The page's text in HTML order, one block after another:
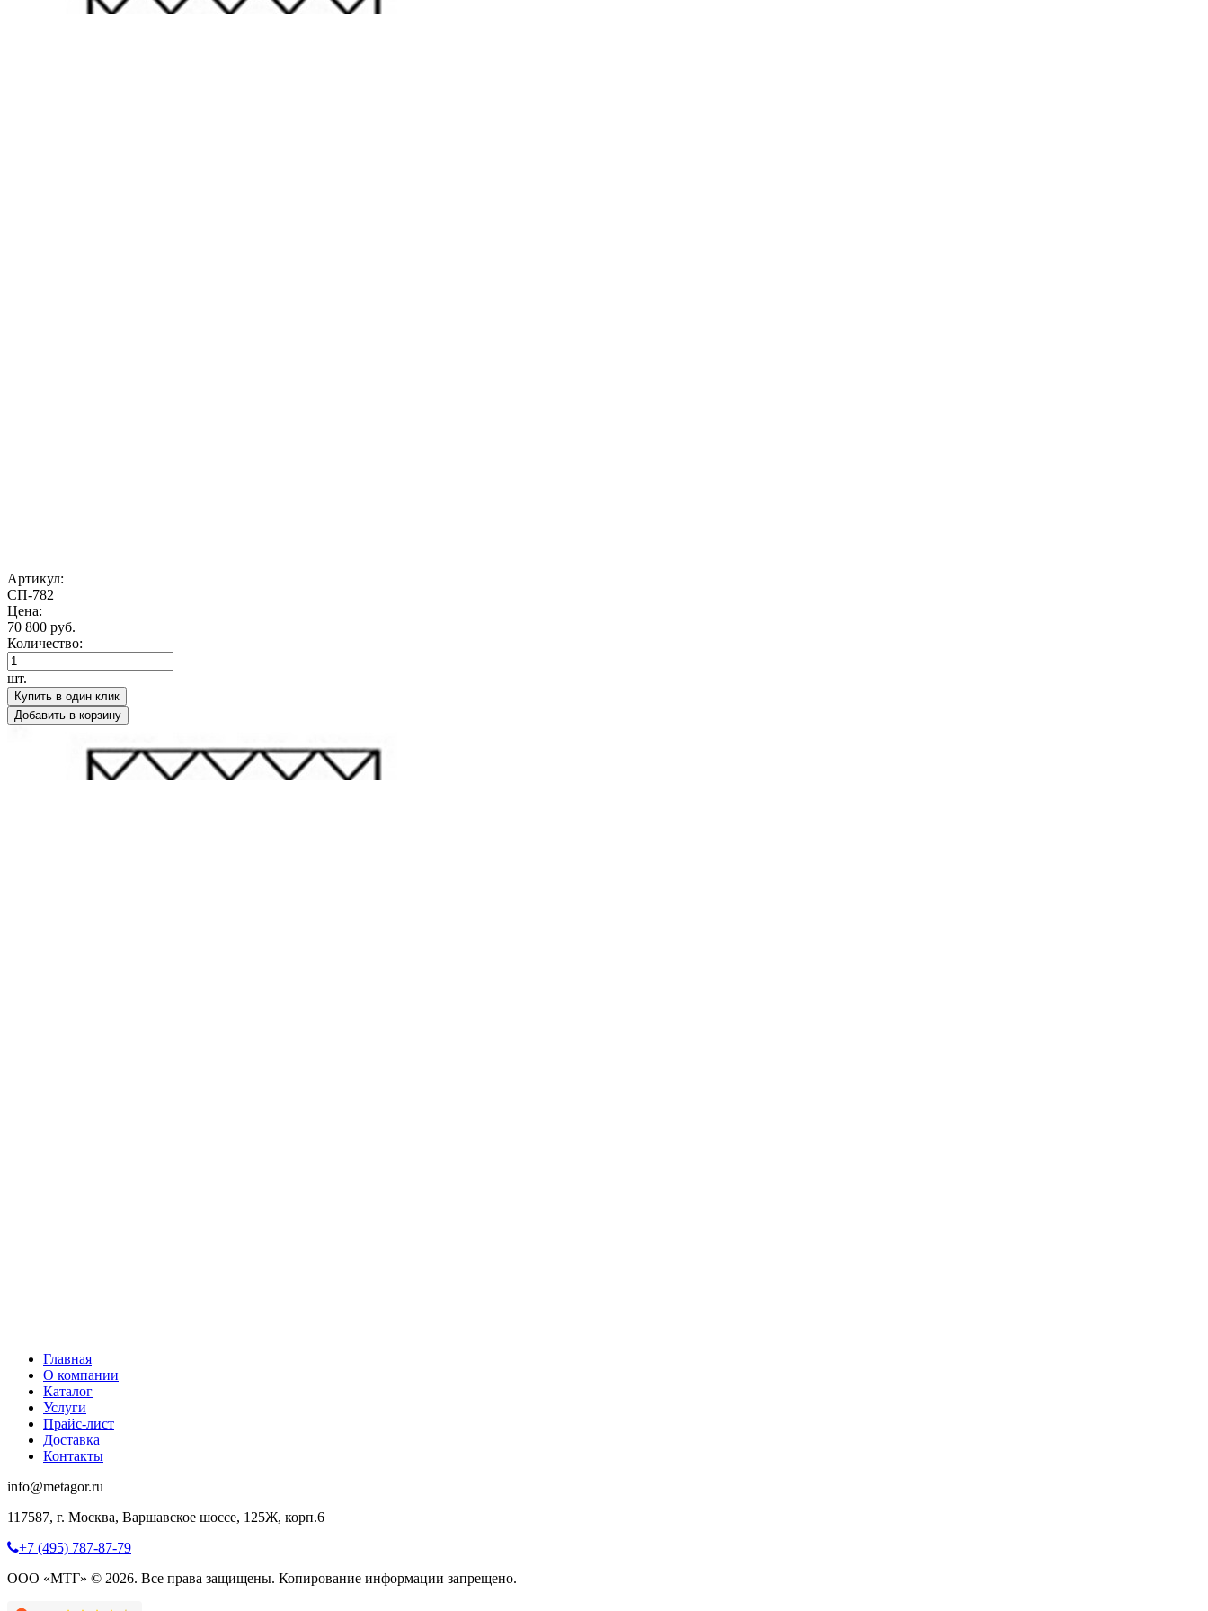
Артикул:
СП-782
Цена:
70 800 руб.
Количество:
шт.
Купить в один клик
Добавить в корзину
Главная
О компании
Каталог
Услуги
Прайс-лист
Доставка
Контакты
info@metagor.ru
117587, г. Москва, Варшавское шоссе, 125Ж, корп.6
+7 (495) 787-87-79
ООО «МТГ» © 2026. Все права защищены. Копирование информации запрещено.